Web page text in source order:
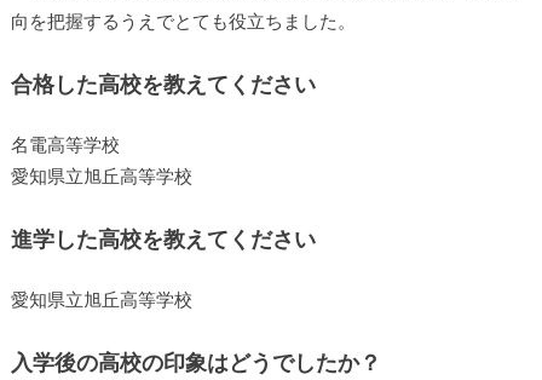
向を把握するうえでとても役立ちました。
合格した高校を教えてください
名電高等学校
愛知県立旭丘高等学校
進学した高校を教えてください
愛知県立旭丘高等学校
入学後の高校の印象はどうでしたか？